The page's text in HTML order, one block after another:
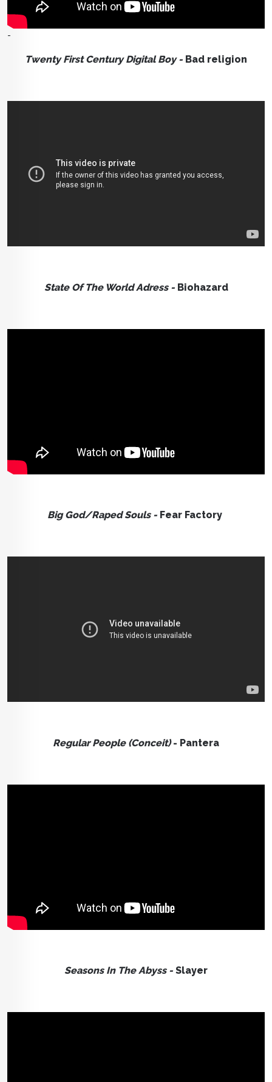
-
Twenty First Century Digital Boy - Bad religion
State Of The World Adress - Biohazard
Big God/Raped Souls - Fear Factory
Regular People (Conceit)- Pantera
Seasons In The Abyss - Slayer